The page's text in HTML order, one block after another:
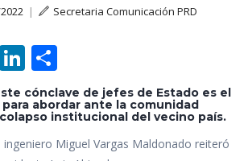
| Secretaria Comunicación PRD
W Li
n
k
e
o
m
p
cónclave de jefes de Estado es el
abordar ante la comunidad
institucional del vecino país.
ingeniero Miguel Vargas Maldonado reiteró